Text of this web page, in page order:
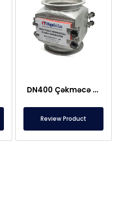
DN400 Çəkməcə Tipi, Qorunan Plitə Maqnit
Review Product